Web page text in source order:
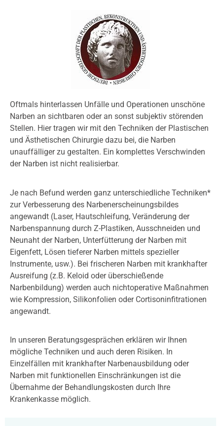
Oftmals hinterlassen Unfälle und Operationen unschöne
Narben an sichtbaren oder an sonst subjektiv störenden
Stellen. Hier tragen wir mit den Techniken der Plastischen
und Ästhetischen Chirurgie dazu bei, die Narben
unauffälliger zu gestalten. Ein komplettes Verschwinden
der Narben ist nicht realisierbar.
Je nach Befund werden ganz unterschiedliche Techniken*
zur Verbesserung des Narbenerscheinungsbildes
angewandt (Laser, Hautschleifung, Veränderung der
Narbenspannung durch Z-Plastiken, Ausschneiden und
Neunaht der Narben, Unterfütterung der Narben mit
Eigenfett, Lösen tieferer Narben mittels spezieller
Instrumente, usw.). Bei frischeren Narben mit krankhafter
Ausreifung (z.B. Keloid oder überschießende
Narbenbildung) werden auch nichtoperative Maßnahmen
wie Kompression, Silikonfolien oder Cortisoninfitrationen
angewandt.
In unseren Beratungsgesprächen erklären wir Ihnen
mögliche Techniken und auch deren Risiken. In
Einzelfällen mit krankhafter Narbenausbildung oder
Narben mit funktionellen Einschränkungen ist die
Übernahme der Behandlungskosten durch Ihre
Krankenkasse möglich.